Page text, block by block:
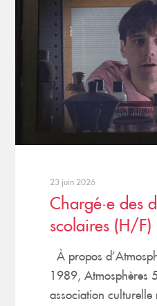
23 juin 2026
Chargé·e des
scolaires (H/F)
À propos
1989, Atmosphères
association culturelle